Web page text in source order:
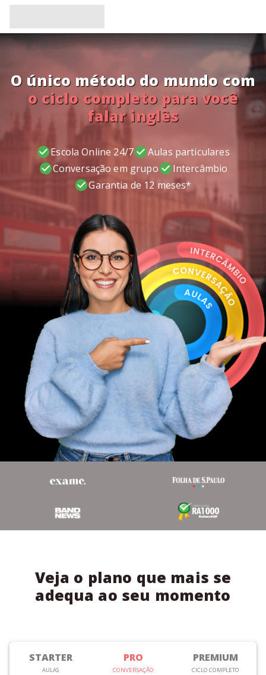
O único método do mundo com
o ciclo completo para você
falar inglês
Escola Online 24/7
Aulas particulares
Conversação em grupo
Intercâmbio
Garantia de 12 meses*
Veja o plano que mais se
adequa ao seu momento
STARTER
AULAS
PRO
CONVERSAÇÃO
PREMIUM
CICLO COMPLETO